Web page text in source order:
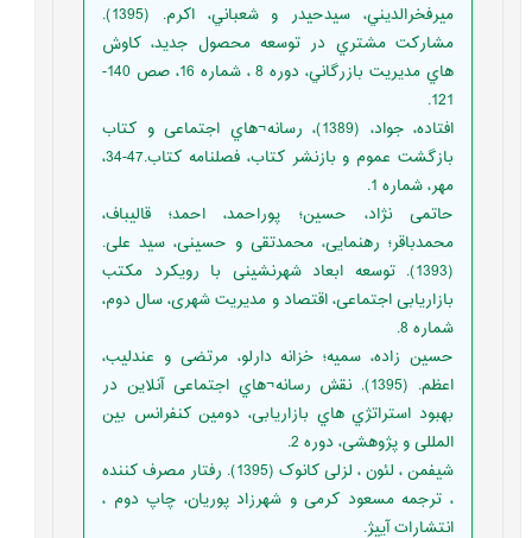
ميرفخرالديني، سيدحيدر و شعباني، اكرم. (1395).
مشارکت مشتري در توسعه محصول جديد، كاوش
هاي مديريت بازرگاني، دوره 8 ، شماره 16، صص 140-
121.
افتاده، جواد، (1389)، رسانه¬هاي اجتماعی و کتاب
بازگشت عموم و بازنشر کتاب، فصلنامه کتاب.47-34،
مهر، شماره 1.
حاتمی نژاد، حسین؛ پوراحمد، احمد؛ قالیباف،
محمدباقر؛ رهنمایی، محمدتقی و حسینی، سید علی.
(1393). توسعه ابعاد شهرنشینی با رویکرد مکتب
بازاریابی اجتماعی، اقتصاد و مدیریت شهری، سال دوم،
شماره 8.
حسین زاده، سمیه؛ خزانه دارلو، مرتضی و عندلیب،
اعظم. (1395). نقش رسانه¬هاي اجتماعی آنلاین در
بهبود استراتژي هاي بازاریابی، دومین کنفرانس بین
المللی و پژوهشی، دوره 2.
شیفمن ، لئون ، لزلی کانوک (1395). رفتار مصرف کننده
، ترجمه مسعود کرمی و شهرزاد پوریان، چاپ دوم ،
انتشارات آییژ.